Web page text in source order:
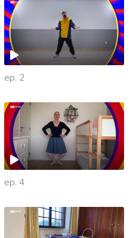
ep. 2
ep. 4